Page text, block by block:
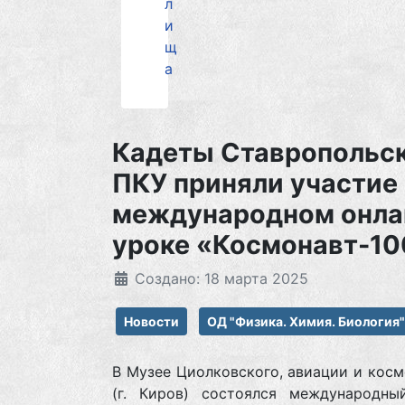
л
и
щ
а
Кадеты
ПКУ приняли участие
международном
уроке «Космонавт-
Создано: 18 марта 2025
Новости ОД "Физика. Химия. Биология"
В Музее Циолковского, авиации и
(г. Киров) состоялся